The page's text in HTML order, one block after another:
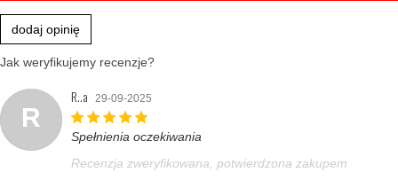
dodaj opinię
Jak weryfikujemy recenzje?
R
R..a 29-09-2025
Spełnienia oczekiwania
Recenzja zweryfikowana, potwierdzona zakupem